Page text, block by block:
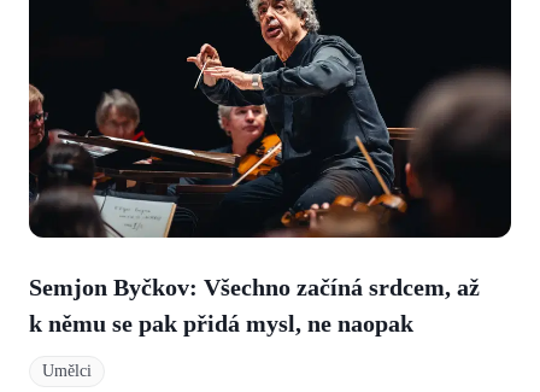
Semjon Byčkov: Všechno začíná srdcem, až
k němu se pak přidá mysl, ne naopak
Umělci